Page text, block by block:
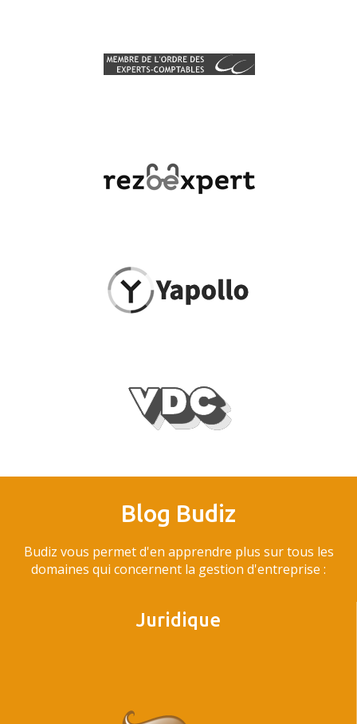
Blog Budiz
Budiz vous permet d'en apprendre plus sur tous les
domaines qui concernent la gestion d'entreprise :
Juridique